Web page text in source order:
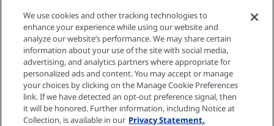
Centro de medios
Enlaces rápidos
Política de Privacidad
We use cookies and other tracking technologies to
enhance your experience while using our website and
analyze our website’s performance. We may share certain
information about your use of the site with social media,
advertising, and analytics partners where appropriate for
personalized ads and content. You may accept or manage
your choices by clicking on the Manage Cookie Preferences
link. If we have detected an opt-out preference signal, then
it will be honored. Further information, including Notice at
Collection, is available in our Privacy Statement.